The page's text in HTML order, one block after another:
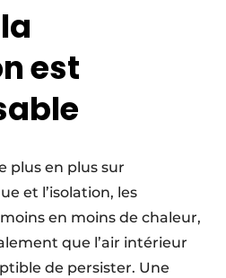
est
plus en plus sur
et l’isolation, les
en moins de chaleur,
que l’air intérieur
de persister. Une